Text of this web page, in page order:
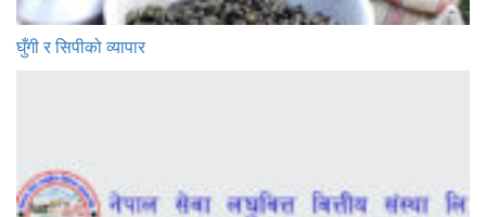
घुँगी र सिपीको व्यापार